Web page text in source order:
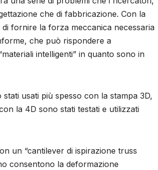
che di fabbricazione. Con la
fornire la forza meccanica necessaria
che può rispondere a
intelligenti” in quanto sono in
usati più spesso con la stampa 3D,
la 4D sono stati testati e utilizzati
un “cantilever di ispirazione truss
consentono la deformazione